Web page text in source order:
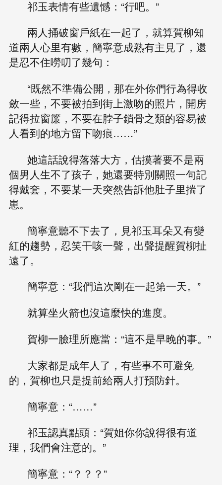
祁玉表情有些遺憾：“行吧。”
兩人捅破窗戶紙在一起了，就算賀柳知
道兩人心里有數，簡寧意成熟有主見了，還
是忍不住嘮叨了幾句：
“既然不準備公開，那在外你們行為得收
斂一些，不要被拍到街上激吻的照片，開房
記得拉窗簾，不要在脖子鎖骨之類的容易被
人看到的地方留下吻痕……”
她這話說得落落大方，估摸著要不是兩
個男人生不了孩子，她還要特別關照一句記
得戴套，不要某一天突然告訴他肚子里揣了
崽。
簡寧意聽不下去了，見祁玉耳朵又有變
紅的趨勢，忍笑干咳一聲，出聲提醒賀柳扯
遠了。
簡寧意：“我們這次剛在一起第一天。”
就算坐火箭也沒這麼快的進度。
賀柳一臉理所應當：“這不是早晚的事。”
大家都是成年人了，有些事不可避免
的，賀柳也只是提前給兩人打預防針。
簡寧意：“……”
祁玉認真點頭：“賀姐你你說得很有道
理，我們會注意的。”
簡寧意：“？？？”